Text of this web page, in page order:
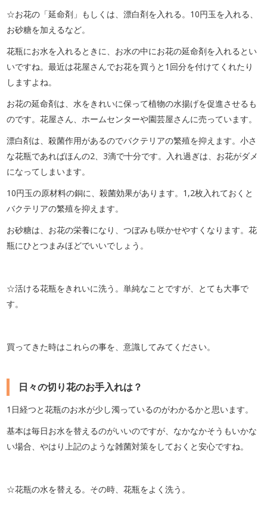
☆お花の「延命剤」もしくは、漂白剤を入れる。10円玉を入れる、
お砂糖を加えるなど。
花瓶にお水を入れるときに、お水の中にお花の延命剤を入れるとい
いですね。最近は花屋さんでお花を買うと1回分を付けてくれたり
しますよね。
お花の延命剤は、水をきれいに保って植物の水揚げを促進させるも
のです。花屋さん、ホームセンターや園芸屋さんに売っています。
漂白剤は、殺菌作用があるのでバクテリアの繁殖を抑えます。小さ
な花瓶であればほんの2、3滴で十分です。入れ過ぎは、お花がダメ
になってしまいます。
10円玉の原材料の銅に、殺菌効果があります。1,2枚入れておくと
バクテリアの繁殖を抑えます。
お砂糖は、お花の栄養になり、つぼみも咲かせやすくなります。花
瓶にひとつまみほどでいいでしょう。
☆活ける花瓶をきれいに洗う。単純なことですが、とても大事で
す。
買ってきた時はこれらの事を、意識してみてください。
日々の切り花のお手入れは？
1日経つと花瓶のお水が少し濁っているのがわかるかと思います。
基本は毎日お水を替えるのがいいのですが、なかなかそうもいかな
い場合、やはり上記のような雑菌対策をしておくと安心ですね。
☆花瓶の水を替える。その時、花瓶をよく洗う。